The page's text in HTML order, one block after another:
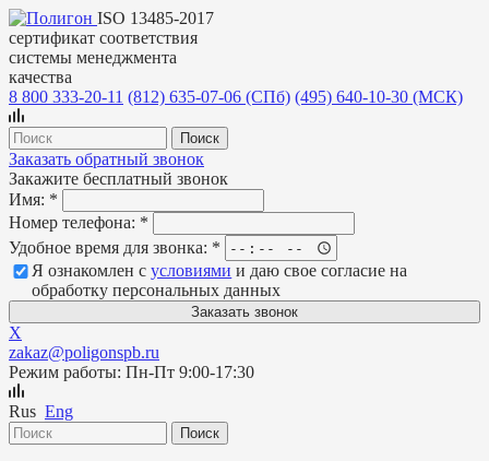
ISO 13485-2017
сертификат соответствия
системы менеджмента
качества
8 800 333-20-11 (812) 635-07-06 (СПб) (495) 640-10-30 (МСК)
Заказать обратный звонок
Закажите бесплатный звонок
Имя: *
Номер телефона: *
Удобное время для звонка: *
Я ознакомлен сусловиями и даю свое согласие на
обработку персональных данных
X
zakaz@poligonspb.ru
Режим работы: Пн-Пт 9:00-17:30
Rus Eng